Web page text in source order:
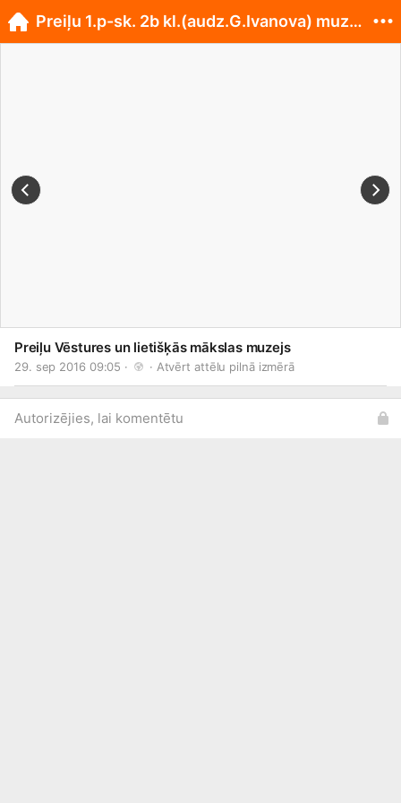
Preiļu Vēstures un lietišķās mākslas muzejs
29. sep 2016 09:05 · · Atvērt attēlu pilnā izmērā
Autorizējies, lai komentētu
Preiļu 1.p-sk. 2b kl.(audz.G.Ivanova) muzejā